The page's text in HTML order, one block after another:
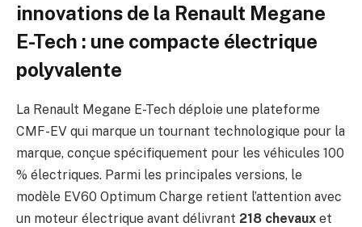
innovations de la Renault Megane
E-Tech : une compacte électrique
polyvalente
La Renault Megane E-Tech déploie une plateforme
CMF-EV qui marque un tournant technologique pour la
marque, conçue spécifiquement pour les véhicules 100
% électriques. Parmi les principales versions, le
modèle EV60 Optimum Charge retient l’attention avec
un moteur électrique avant délivrant 218 chevaux et